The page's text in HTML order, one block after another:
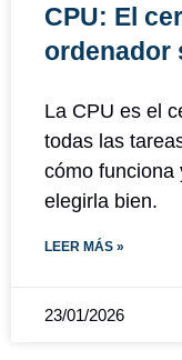
CPU: El
ordenador
La CPU es el
todas las
cómo funciona
elegirla bien.
LEER MÁS »
23/01/2026